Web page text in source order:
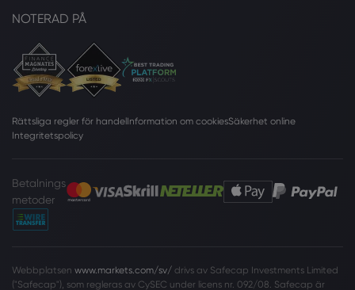
NOTERAD PÅ
Rättsliga regler för handelInformation om cookiesSäkerhet online
Integritetspolicy
Betalnings
metoder
Webbplatsen www.markets.com/sv/ drivs av Safecap Investments Limited
("Safecap"), som regleras av CySEC under licens nr. 092/08. Safecap är